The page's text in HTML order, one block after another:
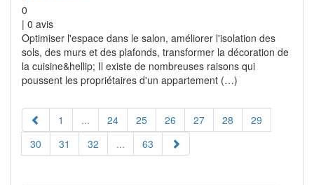
0
| 0 avis
Optimiser l'espace dans le salon, améliorer l'isolation des
sols, des murs et des plafonds, transformer la décoration de
la cuisine&hellip; Il existe de nombreuses raisons qui
poussent les propriétaires d'un appartement (…)
1 ... 24 25 26 27 28
29
30
31 32 ... 63